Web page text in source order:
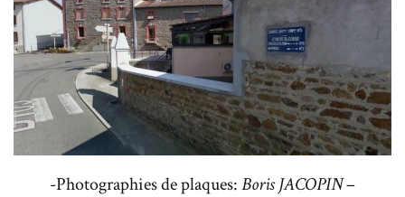
-Photographies de plaques:Boris JACOPIN–